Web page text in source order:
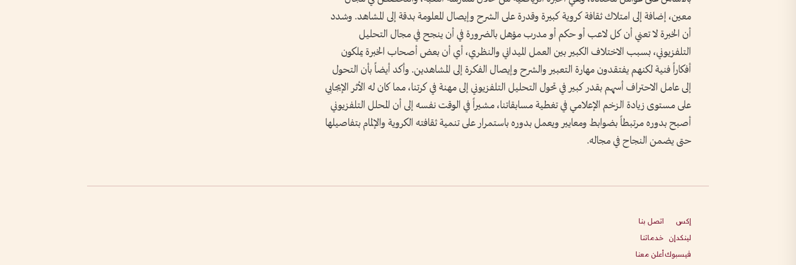
معين، إضافة إلى امتلاك ثقافة كروية كبيرة وقدرة على الشرح وإيصال المعلومة بدقة إلى المشاهد. وشدد
أن الخبرة لا تعني أن كل لاعب أو حكم أو مدرب مؤهل بالضرورة في أن ينجح في مجال التحليل
التلفزيوني، بسبب الاختلاف الكبير بين العمل الميداني والنظري، أي أن بعض أصحاب الخبرة يملكون
أفكاراً فنية لكنهم يفتقدون مهارة التعبير والشرح وإيصال الفكرة إلى المشاهدين. وأكد أيضاً بأن التحول
إلى عامل الاحتراف أسهم بقدر كبير في تحول التحليل التلفزيوني إلى مهنة في كرتنا، مما كان له الأثر الإيجابي
على مستوى زيادة الزخم الإعلامي في تغطية مسابقاتنا، مشيراً في الوقت نفسه إلى أن المحلل التلفزيوني
أصبح بدوره مرتبطاً بضوابط ومعايير ويعمل بدوره باستمرار على تنمية ثقافته الكروية والإلمام بتفاصيلها
حتى يضمن النجاح في مجاله.
إكس
لينكدإن
فيسبوك
اتصل بنا
خدماتنا
أعلن معنا